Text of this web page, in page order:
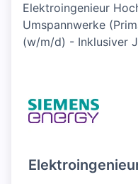
Elektroingenieur
Umspannwerke
(w/m/d) - Inklusiver